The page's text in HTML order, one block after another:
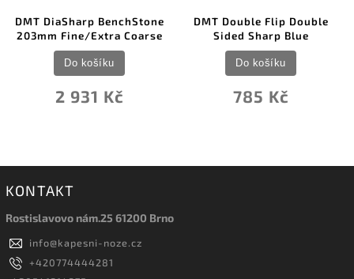
DMT DiaSharp BenchStone
203mm Fine/Extra Coarse
2 931 Kč
Do košíku
DMT Double Flip Double
Sided Sharp Blue
785 Kč
Do košíku
KONTAKT
Rostislavovo nám.25 61200 Brno
info@kapesni-noze.cz
+420774444281